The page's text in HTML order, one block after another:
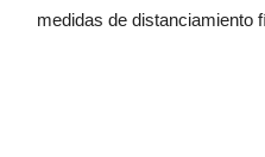
medidas de distanciamiento